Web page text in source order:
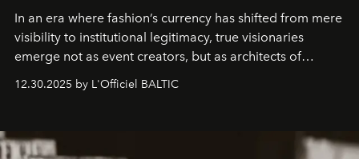
In an era where fashion’s currency has shifted from mere
visibility to institutional legitimacy, true visionaries
emerge not as event creators, but as architects of
brand strategist with three decades of mastery in luxury,
framework where creativity, commerce, and culture
converge with surgical precision.
12.30.2025 by L'Officiel BALTIC